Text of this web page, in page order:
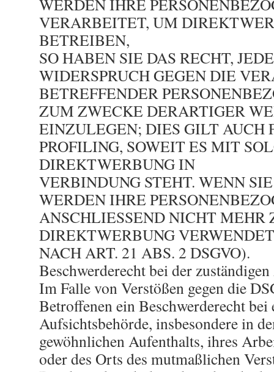
WERDEN IHRE
VERARBEITET, UM
BETREIBEN,
SO HABEN SIE DAS RECHT,
WIDERSPRUCH GEGEN DIE
BETREFFENDER
ZUM ZWECKE DERARTIGER
EINZULEGEN; DIES GILT AUCH
PROFILING, SOWEIT ES MIT
DIREKTWERBUNG IN
VERBINDUNG STEHT. WENN
WERDEN IHRE
ANSCHLIESSEND NICHT MEHR
DIREKTWERBUNG
NACH ART. 21 ABS. 2 DSGVO).
Beschwerderecht bei der
Im Falle von Verstößen gegen die
Betroffenen ein Beschwerderecht bei
Aufsichtsbehörde, insbesondere in
gewöhnlichen Aufenthalts, ihres
oder des Orts des mutmaßlichen